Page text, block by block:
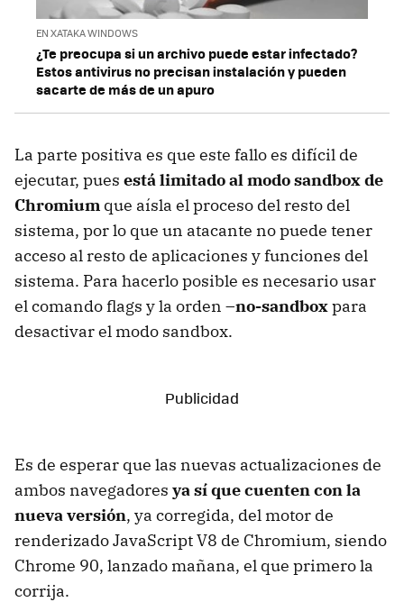
EN XATAKA WINDOWS
¿Te preocupa si un archivo puede estar infectado?
Estos antivirus no precisan instalación y pueden
sacarte de más de un apuro
La parte positiva es que este fallo es difícil de
ejecutar, pues está limitado al modo sandbox de
Chromium que aísla el proceso del resto del
sistema, por lo que un atacante no puede tener
acceso al resto de aplicaciones y funciones del
sistema. Para hacerlo posible es necesario usar
el comando flags y la orden –no-sandboxpara
desactivar el modo sandbox.
Es de esperar que las nuevas actualizaciones de
ambos navegadores ya sí que cuenten con la
nueva versión, ya corregida, del motor de
renderizado JavaScript V8 de Chromium, siendo
Chrome 90, lanzado mañana, el que primero la
corrija.